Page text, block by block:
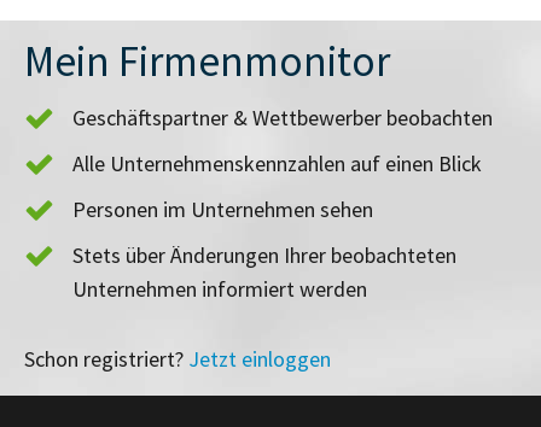
Mein Firmenmonitor
Geschäftspartner & Wettbewerber beobachten
Alle Unternehmenskennzahlen auf einen Blick
Personen im Unternehmen sehen
Stets über Änderungen Ihrer beobachteten
Unternehmen informiert werden
Schon registriert? Jetzt einloggen